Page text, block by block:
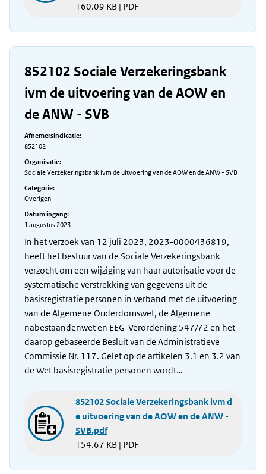
160.09 KB | PDF
852102 Sociale Verzekeringsbank
ivm de uitvoering van de AOW en
de ANW - SVB
Afnemersindicatie:
852102
Organisatie:
Sociale Verzekeringsbank ivm de uitvoering van de AOW en de ANW - SVB
Categorie:
Overigen
Datum ingang:
1 augustus 2023
In het verzoek van 12 juli 2023, 2023-0000436819,
heeft het bestuur van de Sociale Verzekeringsbank
verzocht om een wijziging van haar autorisatie voor de
systematische verstrekking van gegevens uit de
basisregistratie personen in verband met de uitvoering
van de Algemene Ouderdomswet, de Algemene
nabestaandenwet en EEG-Verordening 547/72 en het
daarop gebaseerde Besluit van de Administratieve
Commissie Nr. 117. Gelet op de artikelen 3.1 en 3.2 van
de Wet basisregistratie personen wordt…
852102 Sociale Verzekeringsbank ivm d
e uitvoering van de AOW en de ANW -
SVB.pdf
154.67 KB | PDF